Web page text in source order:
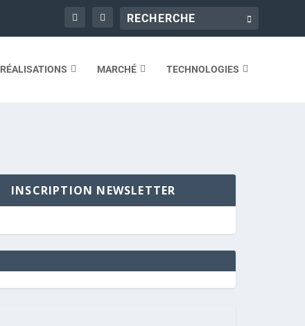
RÉALISATIONS MARCHÉ TECHNOLOGIES
INSCRIPTION NEWSLETTER